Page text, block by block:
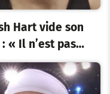
Hart vide son
« Il n’est pas…